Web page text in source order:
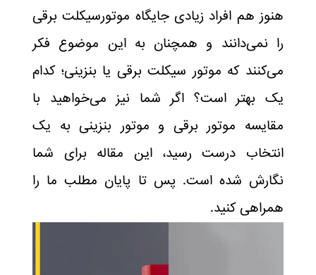
هنوز هم افراد زیادی جایگاه موتورسیکلت برقی
را نمی‌دانند و همچنان به این موضوع فکر
می‌کنند که موتور سیکلت برقی یا بنزینی؛ کدام
یک بهتر است؟ اگر شما نیز می‌خواهید با
مقایسه موتور برقی و موتور بنزینی به یک
انتخاب درست رسید، این مقاله برای شما
نگارش شده است. پس تا پایان مطلب ما را
همراهی کنید.